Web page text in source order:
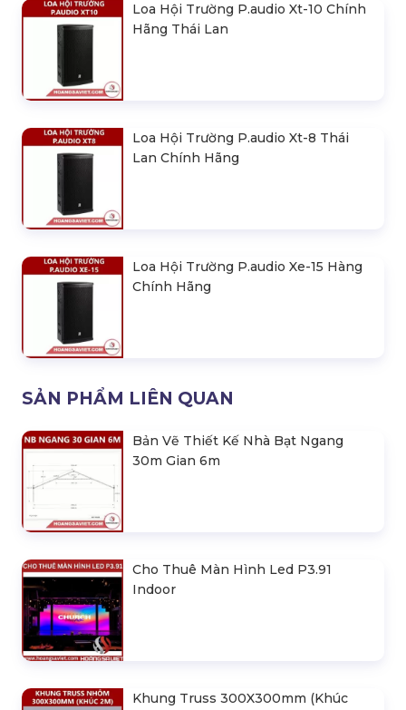
Loa Hội Trường P.audio Xt-10 Chính
Hãng Thái Lan
Loa Hội Trường P.audio Xt-8 Thái
Lan Chính Hãng
Loa Hội Trường P.audio Xe-15 Hàng
Chính Hãng
SẢN PHẨM LIÊN QUAN
Bản Vẽ Thiết Kế Nhà Bạt Ngang
30m Gian 6m
Cho Thuê Màn Hình Led P3.91
Indoor
Khung Truss 300X300mm (Khúc